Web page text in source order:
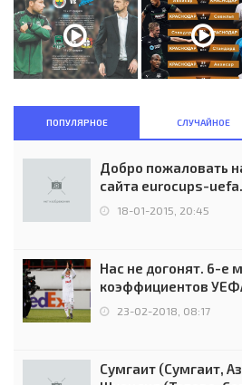
ПОПУЛЯРНОЕ СЛУЧАЙНОЕ
Добро пожаловать
сайта eurocups-
18-01-2015, 20:45
Нас не догонят. 6-е
коэффициентов
Россией
23-02-2018, 08:17
Сумгаит (Сумгаит,